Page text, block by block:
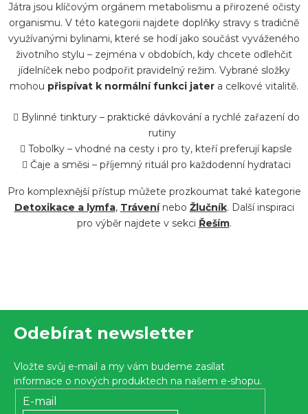
l
á
d
a
c
í
p
r
v
k
y
v
u
Játra jsou klíčovým orgánem metabolismu a přirozené očisty
organismu. V této kategorii najdete doplňky stravy s tradičně
využívanými bylinami, které se hodí jako součást vyváženého
životního stylu – zejména v obdobích, kdy chcete odlehčit
jídelníček nebo podpořit pravidelný režim. Vybrané složky
mohou přispívat k normální funkci jater a celkové vitalitě.
Bylinné tinktury – praktické dávkování a rychlé zařazení do
rutiny
Tobolky – vhodné na cesty i pro ty, kteří preferují kapsle
Čaje a směsi – příjemný rituál pro každodenní hydrataci
Pro komplexnější přístup můžete prozkoumat také kategorie
Detoxikace a lymfa, Trávenínebo Žlučník. Další inspiraci
pro výběr najdete v sekci Řeším.
Odebírat newsletter
Vložte svůj e-mail a my vám budeme zasílat
informace o nových produktech na našem e-shopu.
E-mail